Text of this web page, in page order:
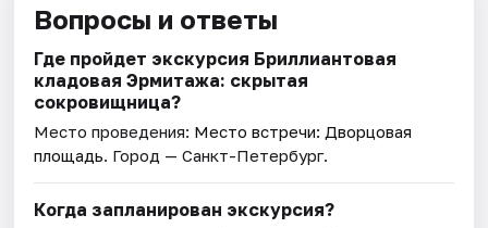
Вопросы и ответы
Где пройдет экскурсия Бриллиантовая
кладовая Эрмитажа: скрытая
сокровищница?
Место проведения: Место встречи: Дворцовая
площадь. Город — Санкт-Петербург.
Когда запланирован экскурсия?